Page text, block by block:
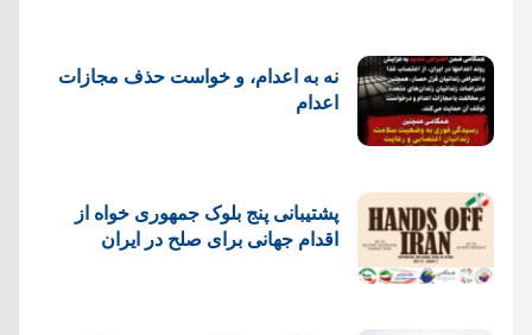
نه به اعدام، و خواست حذف مجازات
اعدام
پشتيبانی پنج بلوک جمهوری خواه از
اقدام جهانی برای صلح در ایران